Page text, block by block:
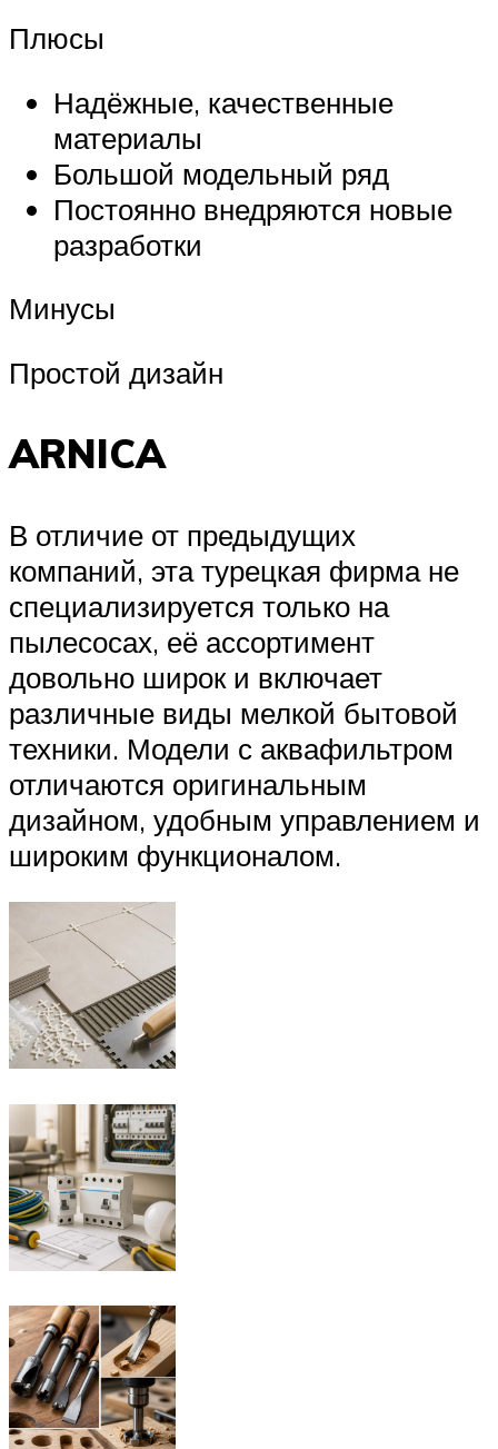
Плюсы
Надёжные, качественные
материалы
Большой модельный ряд
Постоянно внедряются новые
разработки
Минусы
Простой дизайн
ARNICA
В отличие от предыдущих
компаний, эта турецкая фирма не
специализируется только на
пылесосах, её ассортимент
довольно широк и включает
различные виды мелкой бытовой
техники. Модели с аквафильтром
отличаются оригинальным
дизайном, удобным управлением и
широким функционалом.